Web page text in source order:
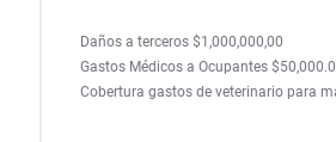
Daños a terceros $1,000,000,00
Gastos Médicos a Ocupantes
Cobertura gastos de veterinario para